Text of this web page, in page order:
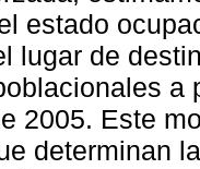
estado
lugar de
a
2005. Este
determinan